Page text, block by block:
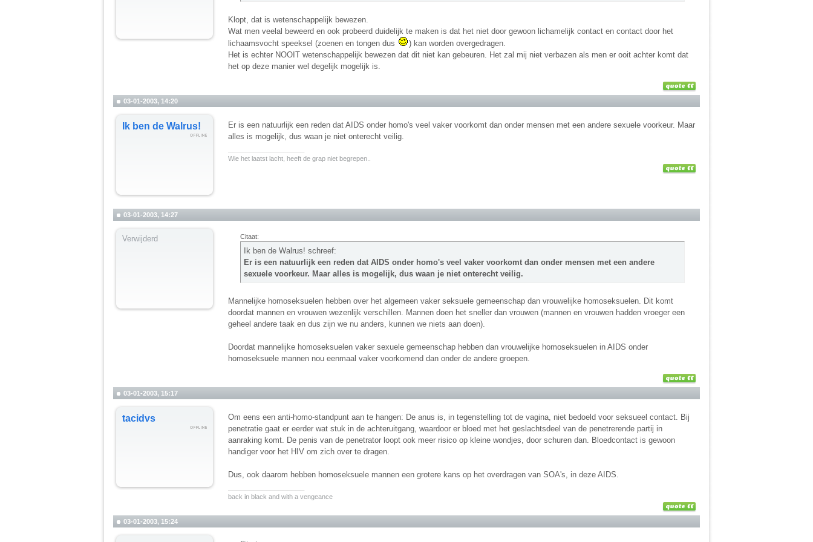
Klopt, dat is wetenschappelijk bewezen.
Wat men veelal beweerd en ook probeerd duidelijk te maken is dat het niet door gewoon lichamelijk contact en contact door het
lichaamsvocht speeksel (zoenen en tongen dus
) kan worden overgedragen.
Het is echter NOOIT wetenschappelijk bewezen dat dit niet kan gebeuren. Het zal mij niet verbazen als men er ooit achter komt dat
het op deze manier wel degelijk mogelijk is.
03-01-2003, 14:20
Ik ben de Walrus!
Er is een natuurlijk een reden dat AIDS onder homo's veel vaker voorkomt dan onder mensen met een andere sexuele voorkeur. Maar
alles is mogelijk, dus waan je niet onterecht veilig.
Wie het laatst lacht, heeft de grap niet begrepen..
03-01-2003, 14:27
Verwijderd Citaat:
Ik ben de Walrus! schreef:
Er is een natuurlijk een reden dat AIDS onder homo's veel vaker voorkomt dan onder mensen met een andere
sexuele voorkeur. Maar alles is mogelijk, dus waan je niet onterecht veilig.
Mannelijke homoseksuelen hebben over het algemeen vaker seksuele gemeenschap dan vrouwelijke homoseksuelen. Dit komt
doordat mannen en vrouwen wezenlijk verschillen. Mannen doen het sneller dan vrouwen (mannen en vrouwen hadden vroeger een
geheel andere taak en dus zijn we nu anders, kunnen we niets aan doen).
Doordat mannelijke homoseksuelen vaker sexuele gemeenschap hebben dan vrouwelijke homoseksuelen in AIDS onder
homoseksuele mannen nou eenmaal vaker voorkomend dan onder de andere groepen.
03-01-2003, 15:17
tacidvs
Om eens een anti-homo-standpunt aan te hangen: De anus is, in tegenstelling tot de vagina, niet bedoeld voor seksueel contact. Bij
penetratie gaat er eerder wat stuk in de achteruitgang, waardoor er bloed met het geslachtsdeel van de penetrerende partij in
aanraking komt. De penis van de penetrator loopt ook meer risico op kleine wondjes, door schuren dan. Bloedcontact is gewoon
handiger voor het HIV om zich over te dragen.
Dus, ook daarom hebben homoseksuele mannen een grotere kans op het overdragen van SOA's, in deze AIDS.
back in black and with a vengeance
03-01-2003, 15:24